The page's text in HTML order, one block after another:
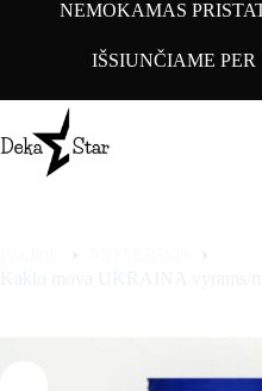
NEMOKAMAS
IŠSIUNČIAME